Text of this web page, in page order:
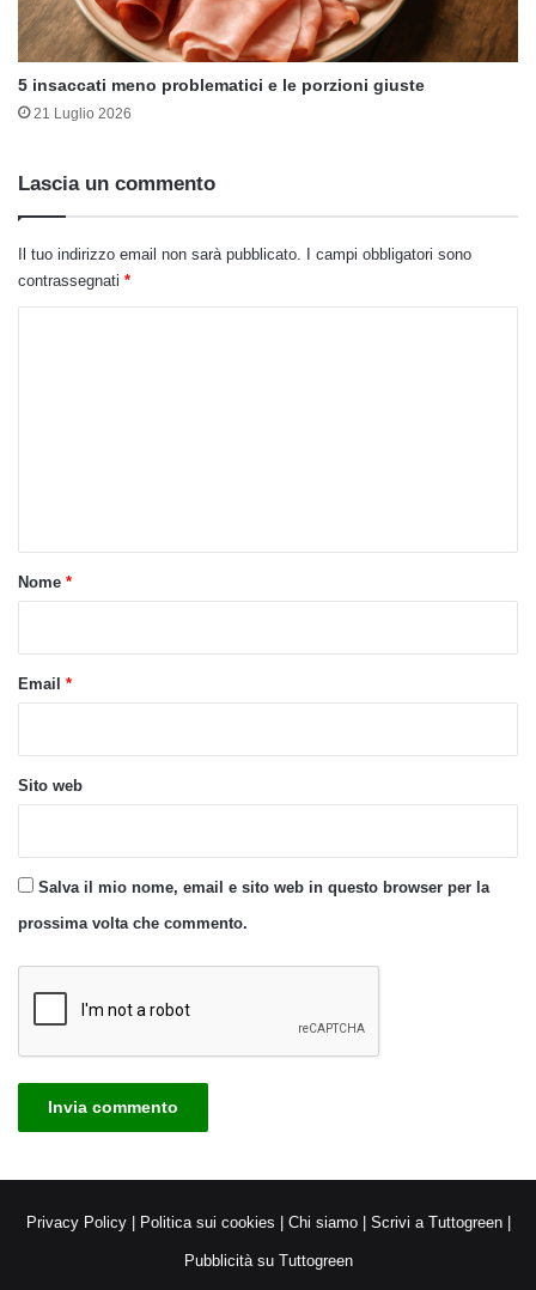
5 insaccati meno problematici e le porzioni giuste
21 Luglio 2026
Lascia un commento
Il tuo indirizzo email non sarà pubblicato.
I campi obbligatori sono
contrassegnati *
oNome *
Email *
Sito web
Salva il mio nome, email e sito web in questo browser per la
prossima volta che commento.
Privacy Policy| Politica sui cookies Chi siamo| Scrivi a Tuttogreen|
Pubblicità su Tuttogreen